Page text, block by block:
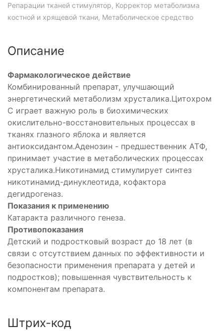
Репарации тканей стимулятор, Корректор метаболизма
костной и хрящевой ткани, Метаболическое средство
Описание
Фармакологическое действие
Комбинированный препарат, улучшающий
энергетический метаболизм хрусталика.Цитохром
С играет важную роль в биохимических
окислительно-восстановительных процессах в
тканях глазного яблока и является
антиоксидантом.Аденозин - предшественник АТФ,
принимает участие в метаболических процессах
хрусталика.Никотинамид стимулирует синтез
никотинамид-динуклеотида, кофактора
дегидрогеназ.
Показания к применению
Катаракта различного генеза.
Противопоказания
Детский и подростковый возраст до 18 лет (в
связи с отсутствием данных по эффективности и
безопасности применения препарата у детей и
подростков); повышенная чувствительность к
компонентам препарата.
Штрих-код